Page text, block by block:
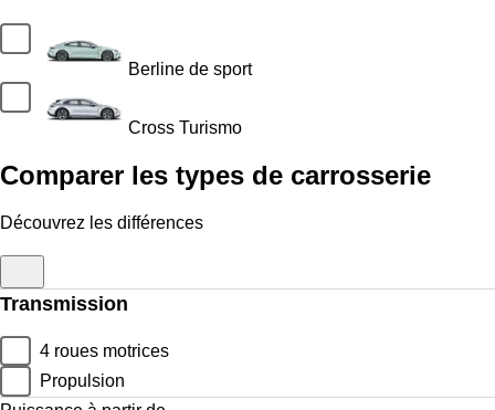
Berline de sport
Cross Turismo
Comparer les types de carrosserie
Découvrez les différences
Transmission
4 roues motrices
Propulsion